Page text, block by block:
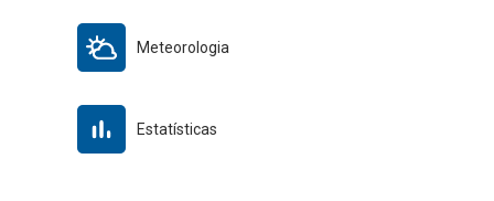
Meteorologia
Estatísticas